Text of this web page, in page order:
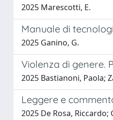
2025 Marescotti, E.
Manuale di
2025 Ganino, G.
Violenza di genere.
2025 Bastianoni, Paola;
Leggere e
2025 De Rosa,